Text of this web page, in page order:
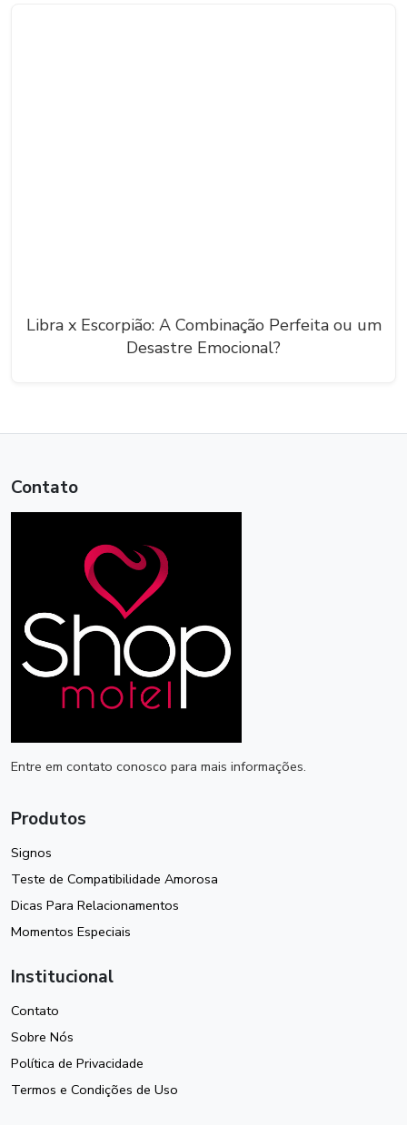
Libra x Escorpião: A Combinação Perfeita ou um
Desastre Emocional?
Contato
Entre em contato conosco para mais informações.
Produtos
Signos
Teste de Compatibilidade Amorosa
Dicas Para Relacionamentos
Momentos Especiais
Institucional
Contato
Sobre Nós
Política de Privacidade
Termos e Condições de Uso